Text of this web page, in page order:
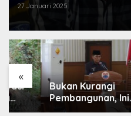
27 Januari 2025
«
Bukan Kurangi
Pembangunan, Ini
Alasan Pemkot Cimahi